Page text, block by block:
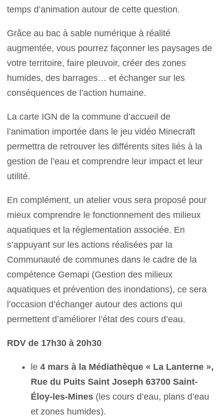
temps d’animation autour de cette question.
Grâce au bac à sable numérique à réalité
augmentée, vous pourrez façonner les paysages de
votre territoire, faire pleuvoir, créer des zones
humides, des barrages… et échanger sur les
conséquences de l’action humaine.
La carte IGN de la commune d’accueil de
l’animation importée dans le jeu vidéo Minecraft
permettra de retrouver les différents sites liés à la
gestion de l’eau et comprendre leur impact et leur
utilité.
En complément, un atelier vous sera proposé pour
mieux comprendre le fonctionnement des milieux
aquatiques et la réglementation associée. En
s’appuyant sur les actions réalisées par la
Communauté de communes dans le cadre de la
compétence Gemapi (Gestion des milieux
aquatiques et prévention des inondations), ce sera
l’occasion d’échanger autour des actions qui
permettent d’améliorer l’état des cours d’eau.
RDV de 17h30 à 20h30
le4 mars à la Médiathèque « La Lanterne »,
Rue du Puits Saint Joseph 63700 Saint-
Éloy-les-Mines (les cours d’eau, plans d’eau
et zones humides).